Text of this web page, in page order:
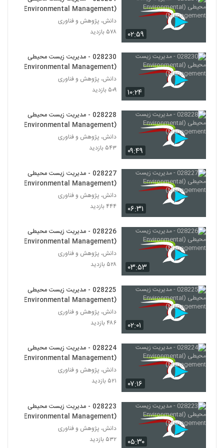
233
028244 - سیستم های مهندسی شده پیچیده
234
(Complex Engineered Systems)
028246 - سیستم های مهندسی شده پیچیده
(Complex Engineered Systems)
۵۵۱ بازدید
028247 - سیستم های مهندسی شده پیچیده
237
(Complex Engineered Systems)
238
028249 - طراحی سیستم های پیچیده
(Complex Systems Design)
028250 - طراحی سیستم های پیچیده
240
(Complex Systems Design)
241
028252 - طراحی سیستم های پیچیده
(Complex Systems Design)
028253 - طراحی سیستم های پیچیده
۵۲۱ بازدید
243
028254 - طراحی سیستم های پیچیده
(Complex Systems Design)
028255 - طراحی سیستم های پیچیده
۰۲:۵۹
(Environmental Management)
دانش، پژوهش و فناوری
۵۷۸ بازدید
۱۰:۲۴
028230 - مدیریت زیست محیطی
(Environmental Management)
دانش، پژوهش و فناوری
۵۰۹ بازدید
۰۹:۴۹
028228 - مدیریت زیست محیطی
(Environmental Management)
دانش، پژوهش و فناوری
۵۴۳ بازدید
۰۶:۳۱
028227 - مدیریت زیست محیطی
(Environmental Management)
دانش، پژوهش و فناوری
۴۴۴ بازدید
۰۳:۵۳
028226 - مدیریت زیست محیطی
(Environmental Management)
دانش، پژوهش و فناوری
۵۲۸ بازدید
۰۲:۰۱
028225 - مدیریت زیست محیطی
(Environmental Management)
دانش، پژوهش و فناوری
۴۸۶ بازدید
۰۷:۱۶
028224 - مدیریت زیست محیطی
(Environmental Management)
دانش، پژوهش و فناوری
۵۲۱ بازدید
۰۵:۳۰
028223 - مدیریت زیست محیطی
(Environmental Management)
دانش، پژوهش و فناوری
۵۳۲ بازدید